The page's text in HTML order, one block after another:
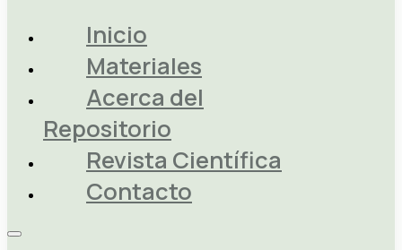
Inicio
Materiales
Acerca del
Repositorio
Revista Científica
Contacto